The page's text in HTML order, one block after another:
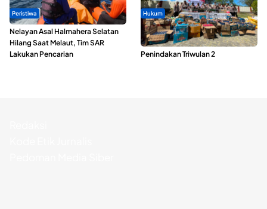
Peristiwa
Nelayan Asal Halmahera Selatan
Hilang Saat Melaut, Tim SAR
Lakukan Pencarian
Hukum
Polda Maluku Utara Musnahkan
Ribuan Liter Miras Hasil Operasi
Penindakan Triwulan 2